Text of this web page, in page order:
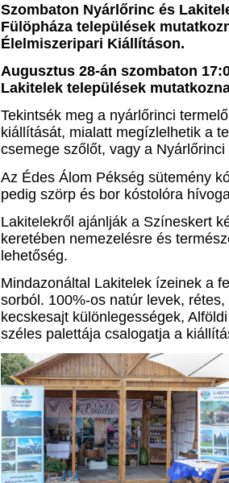
Szombaton Nyárlőrinc és
Fülöpháza települések
Élelmiszeripari Kiállításon.
Augusztus 28-án szombaton
Lakitelek települések
Tekintsék meg a nyárlőrinci
kiállítását, mialatt megízlelhetik a
csemege szőlőt, vagy a
Az Édes Álom Pékség sütemény
pedig szörp és bor kóstolóra
Lakitelekről ajánlják a Színeskert
keretében nemezelésre és
lehetőség.
Mindazonáltal Lakitelek ízeinek a
sorból. 100%-os natúr levek,
kecskesajt különlegességek,
széles palettája csalogatja a